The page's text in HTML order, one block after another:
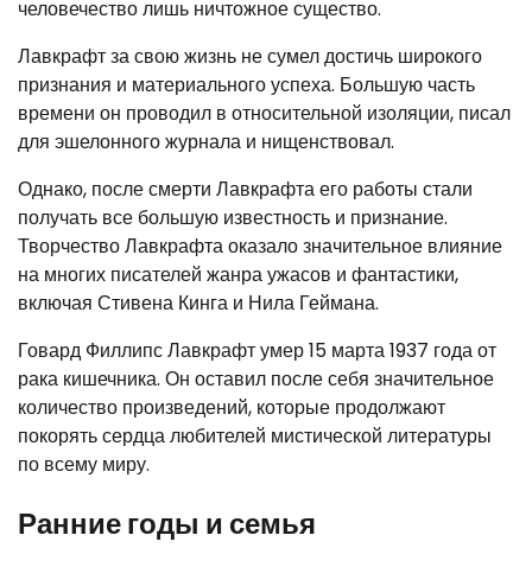
человечество лишь ничтожное существо.
Лавкрафт за свою жизнь не сумел достичь широкого
признания и материального успеха. Большую часть
времени он проводил в относительной изоляции, писал
для эшелонного журнала и нищенствовал.
Однако, после смерти Лавкрафта его работы стали
получать все большую известность и признание.
Творчество Лавкрафта оказало значительное влияние
на многих писателей жанра ужасов и фантастики,
включая Стивена Кинга и Нила Геймана.
Говард Филлипс Лавкрафт умер 15 марта 1937 года от
рака кишечника. Он оставил после себя значительное
количество произведений, которые продолжают
покорять сердца любителей мистической литературы
по всему миру.
Ранние годы и семья